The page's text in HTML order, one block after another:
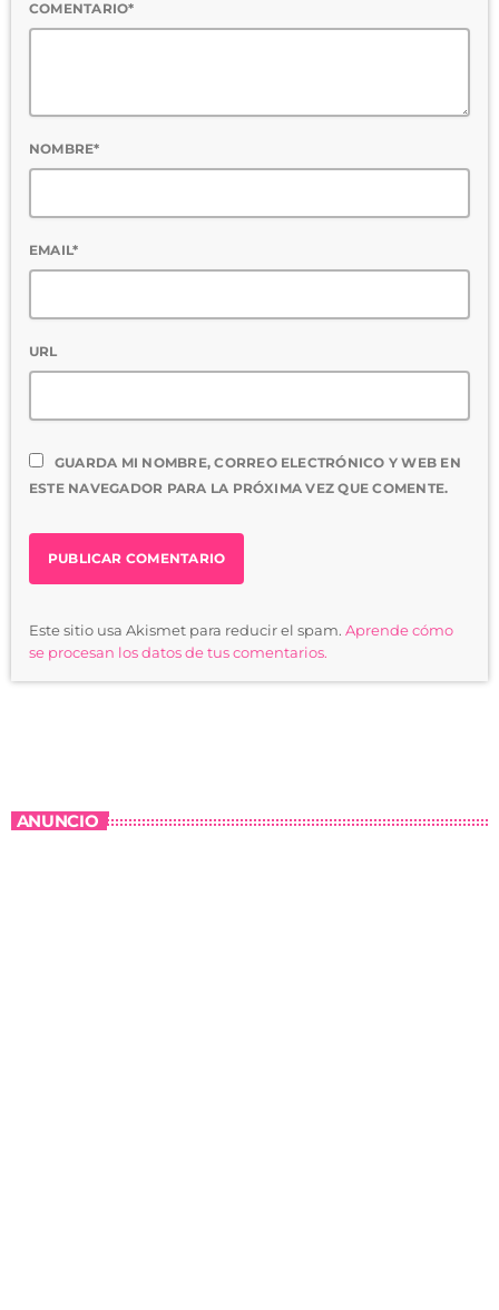
COMENTARIO*
NOMBRE*
EMAIL*
URL
GUARDA MI NOMBRE, CORREO ELECTRÓNICO Y WEB EN
ESTE NAVEGADOR PARA LA PRÓXIMA VEZ QUE COMENTE.
Este sitio usa Akismet para reducir el spam. Aprende cómo
se procesan los datos de tus comentarios.
ANUNCIO